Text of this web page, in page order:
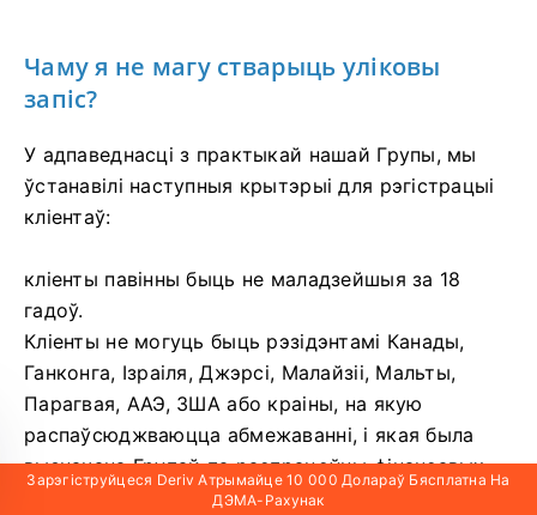
Чаму я не магу стварыць уліковы
запіс?
У адпаведнасці з практыкай нашай Групы, мы
ўстанавілі наступныя крытэрыі для рэгістрацыі
кліентаў:
кліенты павінны быць не маладзейшыя за 18
гадоў.
Кліенты не могуць быць рэзідэнтамі Канады,
Ганконга, Ізраіля, Джэрсі, Малайзіі, Мальты,
Парагвая, ААЭ, ЗША або краіны, на якую
распаўсюджваюцца абмежаванні, і якая была
вызначана Групай па распрацоўцы фінансавых
мер барацьбы з адмываннем грошай (FATF) як
Зарэгіструйцеся Deriv Атрымайце 10 000 Долараў Бясплатна На
ДЭМА-Рахунак